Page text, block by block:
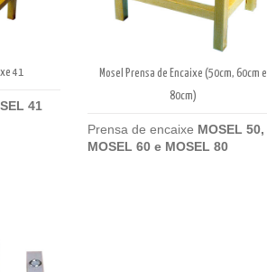
41
41
Mosel Prensa de Encaixe (50cm, 60cm e
80cm)
Prensa de encaixe MOSEL 50,
MOSEL 60 e MOSEL 80